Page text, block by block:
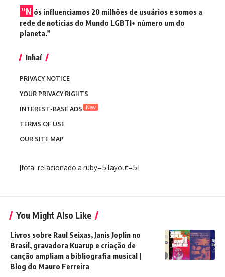
“N ós influenciamos 20 milhões de usuários e somos a
rede de notícias do Mundo LGBTI+ número um do
planeta.”
Inhaí
PRIVACY NOTICE
YOUR PRIVACY RIGHTS
INTEREST-BASE ADS
New
TERMS OF USE
OUR SITE MAP
[total relacionado a ruby=5 layout=5]
You Might Also Like
Livros sobre Raul Seixas, Janis Joplin no
Brasil, gravadora Kuarup e criação de
canção ampliam a bibliografia musical |
Blog do Mauro Ferreira